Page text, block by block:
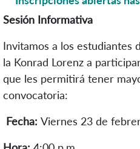
Sesión Informativa
Invitamos a los estudiantes
la Konrad Lorenz a
que les permitirá tener
convocatoria:
Fecha: Viernes 23 de